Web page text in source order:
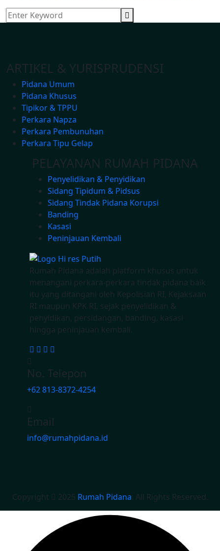
ARTIKEL & YURISPRUDENSI
Pidana Umum
Pidana Khusus
Tipikor & TPPU
Perkara Napza
Perkara Pembunuhan
Perkara Tipu Gelap
PELAYANAN RUMAH PIDANA
Penyelidikan & Penyidikan
Sidang Tipidum & Pidsus
Sidang Tindak Pidana Korupsi
Banding
Kasasi
Peninjauan Kembali
Rumah Pidana adalah platform khusus untuk
menangani perkara-perkara tindak pidana baik
itu yang ditangani oleh Kepolisian RI, Kejaksaan
RI maupun KPK RI, sejak penyelidikan &
penyidikan, persidangan, banding, kasasi
hingga peninjauan kembali.
No. Telepon
+62 813-8372-4254
Email
info@rumahpidana.id
Copyright 2025 Rumah Pidana. All Rights Reserved.